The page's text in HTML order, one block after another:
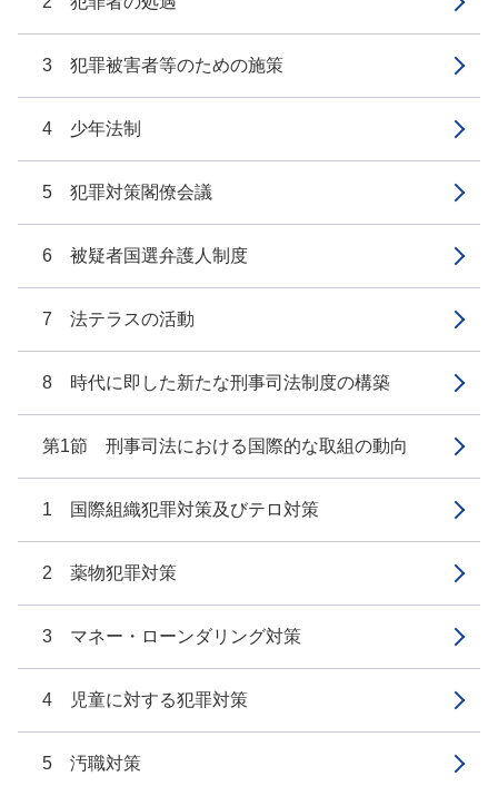
3 犯罪被害者等のための施策
4 少年法制
5 犯罪対策閣僚会議
6 被疑者国選弁護人制度
7 法テラスの活動
8 時代に即した新たな刑事司法制度の構築
第1節 刑事司法における国際的な取組の動向
1 国際組織犯罪対策及びテロ対策
2 薬物犯罪対策
3 マネー・ローンダリング対策
4 児童に対する犯罪対策
5 汚職対策